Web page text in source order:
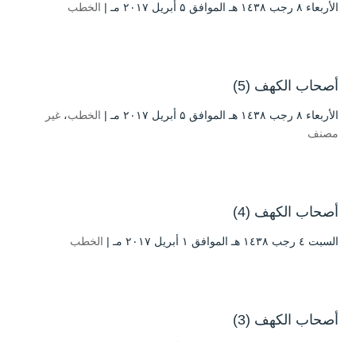
الأربعاء ۸ رجب ۱٤۳۸ هـ الموافق ۵ أبريل ۲۰۱۷ مـ | الخطب
أصحاب الكهف (5)
الأربعاء ۸ رجب ۱٤۳۸ هـ الموافق ۵ أبريل ۲۰۱۷ مـ | الخطب، غير
مصنف
أصحاب الكهف (4)
السبت ٤ رجب ۱٤۳۸ هـ الموافق ۱ أبريل ۲۰۱۷ مـ | الخطب
أصحاب الكهف (3)